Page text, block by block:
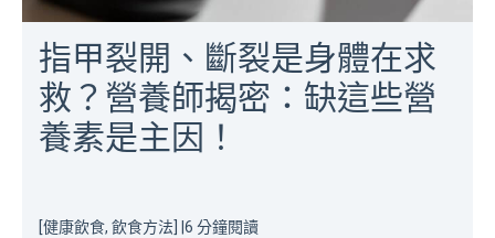
指甲裂開、斷裂是身體在求
救？營養師揭密：缺這些營
養素是主因！
[健康飲食, 飲食方法] 6 分鐘閱讀